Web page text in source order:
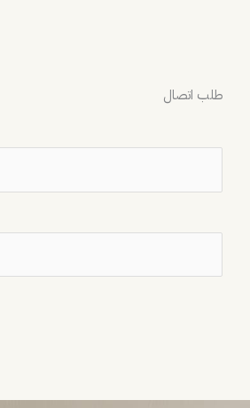
طلب اتصال